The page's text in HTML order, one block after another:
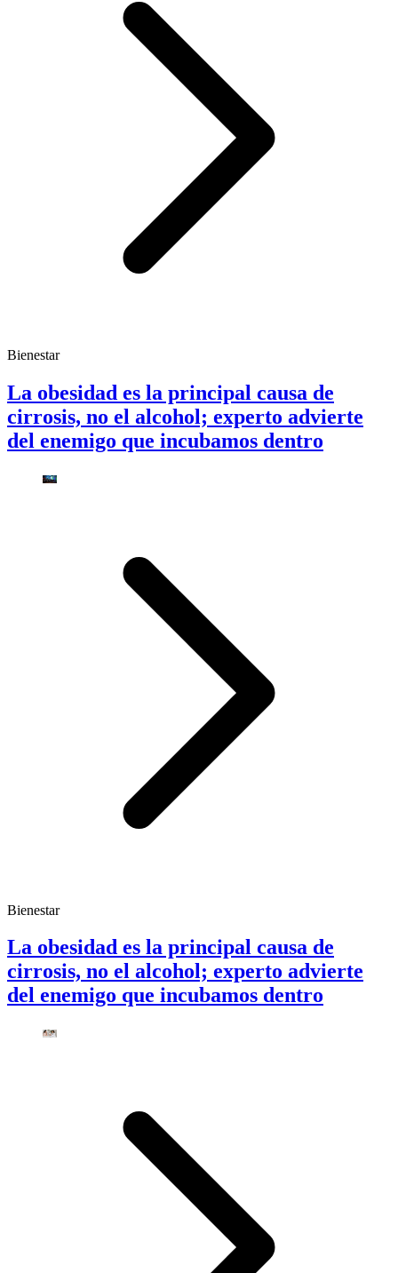
Bienestar
La obesidad es la principal causa de
cirrosis, no el alcohol; experto advierte
del enemigo que incubamos dentro
Bienestar
La obesidad es la principal causa de
cirrosis, no el alcohol; experto advierte
del enemigo que incubamos dentro